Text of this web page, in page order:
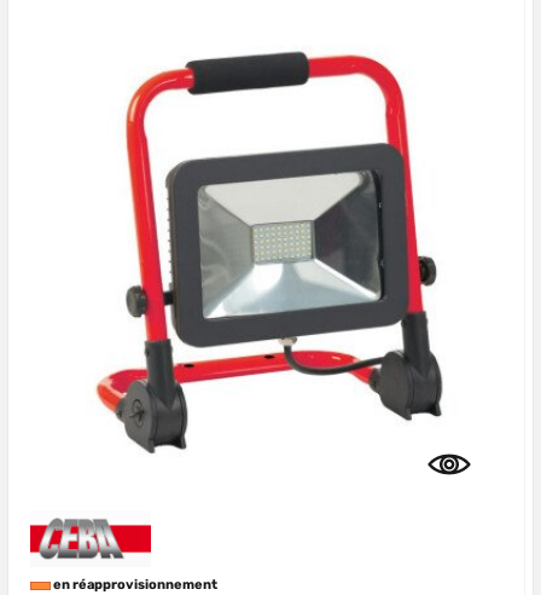
en réapprovisionnement